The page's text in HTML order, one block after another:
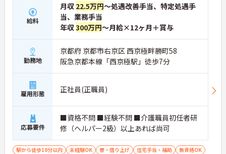
給料
月収 22.5万円～処遇改善手当、特定処遇手
当、業務手当
年収300万円～月給×12ヶ月＋賞与
勤務地
京都府 京都市右京区 西京極畔勝町58
阪急京都本線「西京極駅」徒歩7分
雇用形態 正社員(正職員)
応募要件
■資格不問 ■経験不問 ■介護職員初任者研
修（ヘルパー2級）以上あれば尚可
駅から徒歩10分以内 未経験OK 寮・借り上げ 住宅手当・補助
無資格OK